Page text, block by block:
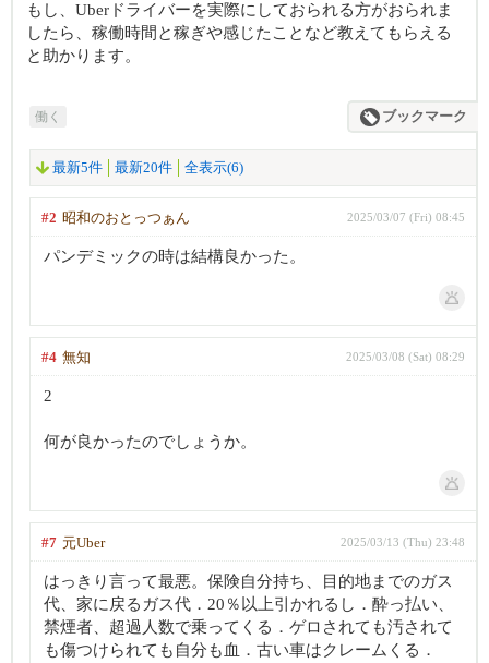
もし、Uberドライバーを実際にしておられる方がおられま
したら、稼働時間と稼ぎや感じたことなど教えてもらえる
と助かります。
働く ブックマーク
最新5件 最新20件 全表示(6)
#2 昭和のおとっつぁん 2025/03/07 (Fri) 08:45
パンデミックの時は結構良かった。
#4 無知 2025/03/08 (Sat) 08:29
2
何が良かったのでしょうか。
#7 元Uber 2025/03/13 (Thu) 23:48
はっきり言って最悪。保険自分持ち、目的地までのガス
代、家に戻るガス代．20％以上引かれるし．酔っ払い、
禁煙者、超過人数で乗ってくる．ゲロされても汚されて
も傷つけられても自分も血．古い車はクレームくる．